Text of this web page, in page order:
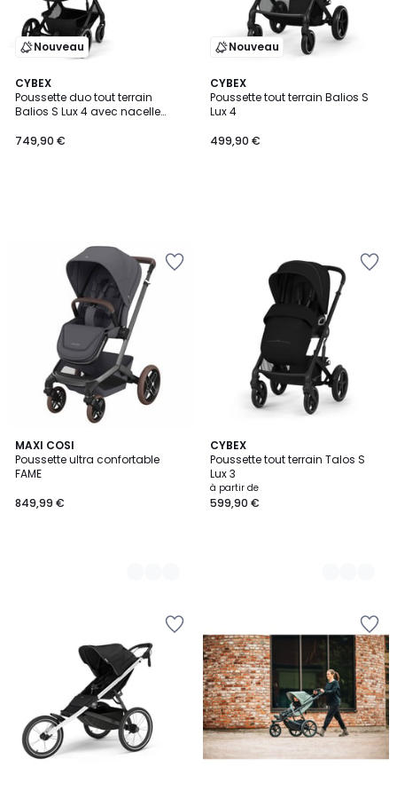
Nouveau
CYBEX
Poussette duo tout terrain
Balios S Lux 4 avec nacelle
749,90 €
Nouveau
CYBEX
Poussette tout terrain Balios S
Lux 4
499,90 €
MAXI COSI
Poussette ultra confortable
FAME
849,99 €
2
Couleurs
CYBEX
Poussette tout terrain Talos S
Lux 3
à partir de
599,90 €
4
Couleurs